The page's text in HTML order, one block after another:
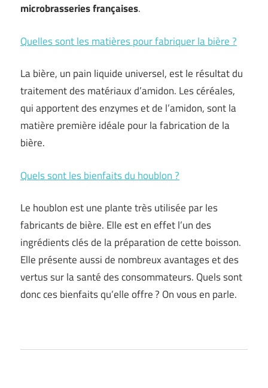
microbrasseries françaises.
Quelles sont les matières pour fabriquer la bière ?
La bière, un pain liquide universel, est le résultat du
traitement des matériaux d’amidon. Les céréales,
qui apportent des enzymes et de l’amidon, sont la
matière première idéale pour la fabrication de la
bière.
Quels sont les bienfaits du houblon ?
Le houblon est une plante très utilisée par les
fabricants de bière. Elle est en effet l’un des
ingrédients clés de la préparation de cette boisson.
Elle présente aussi de nombreux avantages et des
vertus sur la santé des consommateurs. Quels sont
donc ces bienfaits qu’elle offre ? On vous en parle.